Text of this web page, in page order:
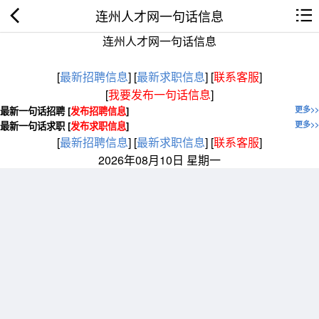
连州人才网一句话信息
连州人才网一句话信息
[最新招聘信息] [最新求职信息] [联系客服]
[我要发布一句话信息]
更多>>
最新一句话招聘 [发布招聘信息]
更多>>
最新一句话求职 [发布求职信息]
[最新招聘信息] [最新求职信息] [联系客服]
2026年08月10日 星期一